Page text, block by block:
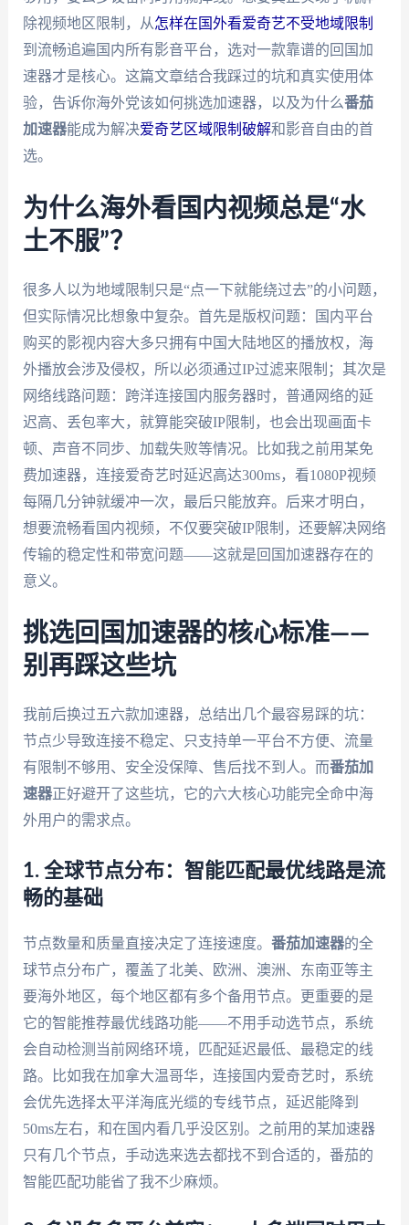
除视频地区限制，从怎样在国外看爱奇艺不受地域限制
到流畅追遍国内所有影音平台，选对一款靠谱的回国加
速器才是核心。这篇文章结合我踩过的坑和真实使用体
验，告诉你海外党该如何挑选加速器，以及为什么番茄
加速器能成为解决爱奇艺区域限制破解和影音自由的首
选。
为什么海外看国内视频总是“水
土不服”？
很多人以为地域限制只是“点一下就能绕过去”的小问题，
但实际情况比想象中复杂。首先是版权问题：国内平台
购买的影视内容大多只拥有中国大陆地区的播放权，海
外播放会涉及侵权，所以必须通过IP过滤来限制；其次是
网络线路问题：跨洋连接国内服务器时，普通网络的延
迟高、丢包率大，就算能突破IP限制，也会出现画面卡
顿、声音不同步、加载失败等情况。比如我之前用某免
费加速器，连接爱奇艺时延迟高达300ms，看1080P视频
每隔几分钟就缓冲一次，最后只能放弃。后来才明白，
想要流畅看国内视频，不仅要突破IP限制，还要解决网络
传输的稳定性和带宽问题——这就是回国加速器存在的
意义。
挑选回国加速器的核心标准——
别再踩这些坑
我前后换过五六款加速器，总结出几个最容易踩的坑：
节点少导致连接不稳定、只支持单一平台不方便、流量
有限制不够用、安全没保障、售后找不到人。而番茄加
速器正好避开了这些坑，它的六大核心功能完全命中海
外用户的需求点。
1. 全球节点分布：智能匹配最优线路是流
畅的基础
节点数量和质量直接决定了连接速度。 番茄加速器的全
球节点分布广，覆盖了北美、欧洲、澳洲、东南亚等主
要海外地区，每个地区都有多个备用节点。更重要的是
它的智能推荐最优线路功能——不用手动选节点，系统
会自动检测当前网络环境，匹配延迟最低、最稳定的线
路。比如我在加拿大温哥华，连接国内爱奇艺时，系统
会优先选择太平洋海底光缆的专线节点，延迟能降到
50ms左右，和在国内看几乎没区别。之前用的某加速器
只有几个节点，手动选来选去都找不到合适的，番茄的
智能匹配功能省了我不少麻烦。